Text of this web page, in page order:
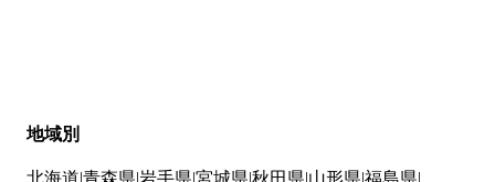
地域別